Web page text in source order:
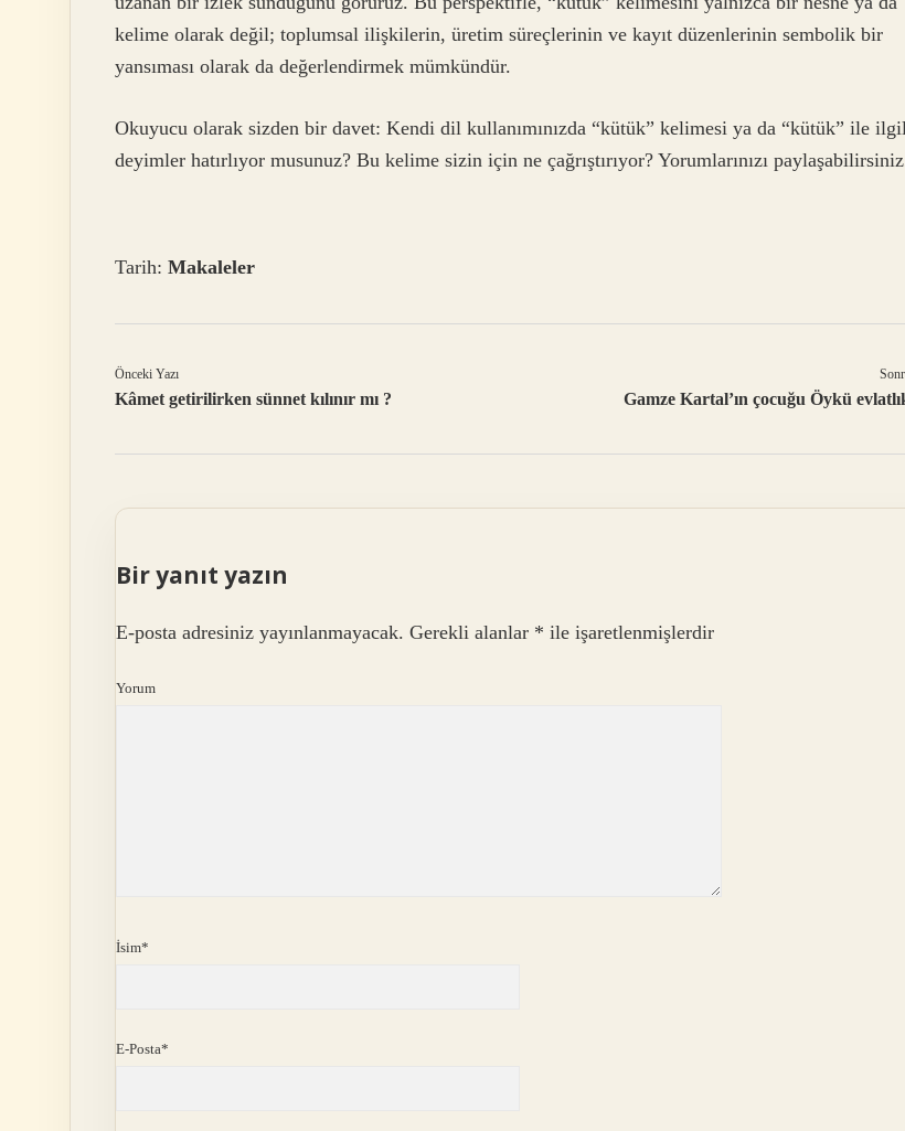
kelime olarak değil; toplumsal ilişkilerin, üretim süreçlerinin ve kayıt düzenlerinin sembolik bir
yansıması olarak da değerlendirmek mümkündür.
Okuyucu olarak sizden bir davet: Kendi dil kullanımınızda “kütük” kelimesi ya da “kütük” ile
deyimler hatırlıyor musunuz? Bu kelime sizin için ne çağrıştırıyor? Yorumlarınızı
Tarih: Makaleler
Önceki Yazı
Kâmet getirilirken sünnet kılınır mı ? Gamze Kartal’ın çocuğu Öykü
Bir yanıt yazın
E-posta adresiniz yayınlanmayacak. Gerekli alanlar * ile işaretlenmişlerdir
Yorum
İsim*
E-Posta*